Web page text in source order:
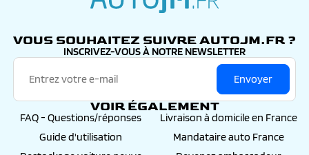
VOUS SOUHAITEZ SUIVRE AUTOJM.FR ?
INSCRIVEZ-VOUS À NOTRE NEWSLETTER
Envoyer
VOIR ÉGALEMENT
FAQ - Questions/réponses
Livraison à domicile en France
Guide d'utilisation
Mandataire auto France